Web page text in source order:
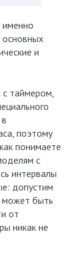
именно
и
с таймером,
поэтому
понимаете
с
интервалы
допустим
может быть
от
никак не